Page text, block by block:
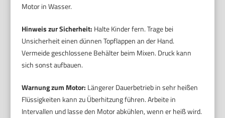
Motor in Wasser.
Hinweis zur Sicherheit: Halte Kinder fern. Trage bei
Unsicherheit einen dünnen Topflappen an der Hand.
Vermeide geschlossene Behälter beim Mixen. Druck kann
sich sonst aufbauen.
Warnung zum Motor: Längerer Dauerbetrieb in sehr heißen
Flüssigkeiten kann zu Überhitzung führen. Arbeite in
Intervallen und lasse den Motor abkühlen, wenn er heiß wird.